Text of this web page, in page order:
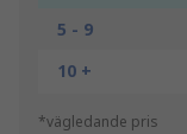
5 - 9
10 +
*vägledande pris